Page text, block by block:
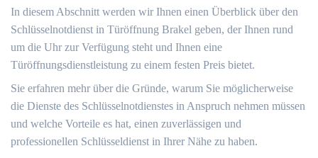
In diesem Abschnitt werden wir Ihnen einen Überblick über den
Schlüsselnotdienst in Türöffnung Brakel geben, der Ihnen rund
um die Uhr zur Verfügung steht und Ihnen eine
Türöffnungsdienstleistung zu einem festen Preis bietet.​
Sie erfahren mehr über die Gründe, warum Sie möglicherweise
die Dienste des Schlüsselnotdienstes in Anspruch nehmen müssen
und welche Vorteile es hat, einen zuverlässigen und
professionellen Schlüsseldienst in Ihrer Nähe zu haben.​